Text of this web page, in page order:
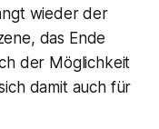
wieder der
das Ende
der Möglichkeit
damit auch für